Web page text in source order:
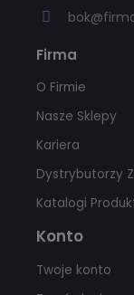
Firma
O Firmie
Nasze Sklepy
Kariera
Dystrybutorzy
Katalogi
Konto
Twoje konto